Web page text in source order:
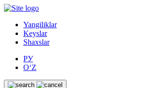
Yangiliklar
Keyslar
Shaxslar
РУ
O‘Z